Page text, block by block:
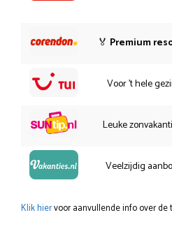
🏅 Premium
Voor 't hele
Leuke
Veelzijdig
Klik hiervoor aanvullende info over de